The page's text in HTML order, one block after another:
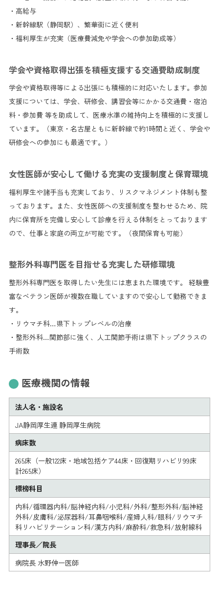
・高給与
・新幹線駅（静岡駅）、繁華街に近く便利
・福利厚生が充実（医療費減免や学会への参加助成等）
学会や資格取得出張を積極支援する交通費助成制度
学会や資格取得等による出張にも積極的に対応いたします。参加
支援については、学会、研修会、講習会等にかかる交通費・宿泊
料・参加費 等を助成して、医療水準の維持向上を積極的に支援し
ています。（東京・名古屋ともに新幹線で約1時間と近く、学会や
研修会への参加にも最適です。）
女性医師が安心して働ける充実の支援制度と保育環境
福利厚生や諸手当も充実しており、リスクマネジメント体制も整
っております。また、女性医師への支援制度を整わせるため、院
内に保育所を完備し安心して診療を行える体制をとっております
ので、仕事と家庭の両立が可能です。（夜間保育も可能）
整形外科専門医を目指せる充実した研修環境
整形外科専門医を取得したい先生には恵まれた環境です。 経験豊
富なベテラン医師が複数在職していますので安心して勤務できま
す。
・リウマチ科…県下トップレベルの治療
・整形外科…関節部に強く、人工関節手術は県下トップクラスの
手術数
医療機関の情報
法人名・施設名
JA静岡厚生連 静岡厚生病院
病床数
265床（一般122床・地域包括ケア44床・回復期リハビリ99床
計265床）
標榜科目
内科/循環器内科/脳神経内科/小児科/外科/整形外科/脳神経
外科/皮膚科/泌尿器科/耳鼻咽喉科/産婦人科/眼科/リウマチ
科リハビリテーション科/漢方内科/麻酔科/救急科/放射線科
理事長／院長
病院長 水野伸一医師